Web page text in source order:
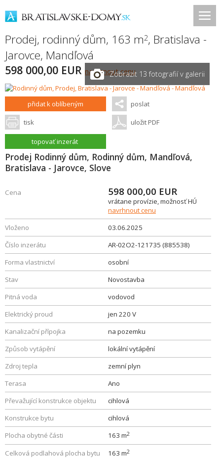
Prodej, rodinný dům, 163 m2, Bratislava -
Jarovce, Mandľová
598 000,00 EUR navrhnout cenuZobrazit 13 fotografií v galerii
přidat k oblíbeným poslat
tisk uložit PDF
topovať inzerát
Prodej Rodinný dům, Rodinný dům, Mandľová,
Bratislava - Jarovce, Slove
Cena 598 000,00 EUR
vrátane provízie, možnosť HÚ
navrhnout cenu
Vloženo
03.06.2025
Číslo inzerátu
AR-02O2-121735 (885538)
Forma vlastnictví
osobní
Stav
Novostavba
Pitná voda
vodovod
Elektrický proud
jen 220 V
Kanalizační přípojka
na pozemku
Způsob vytápění
lokální vytápění
Zdroj tepla
zemní plyn
Terasa
Ano
Převažující konstrukce objektu
cihlová
Konstrukce bytu
cihlová
Plocha obytné části
163 m2
Celková podlahová plocha bytu 163 m2